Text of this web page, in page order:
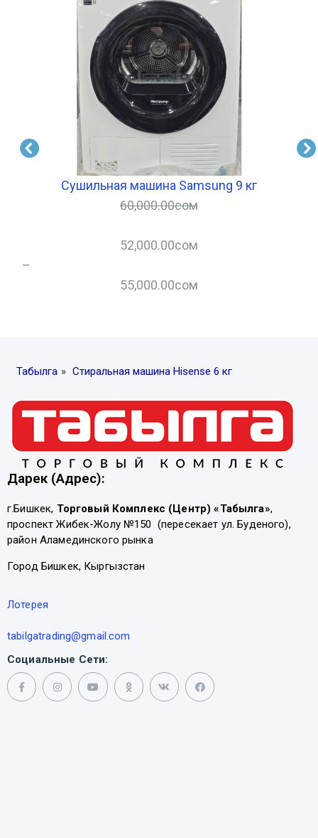
Сушильная машина Samsung 9 кг
60,000.00сом
52,000.00сом
–
55,000.00сом
Табылга » Стиральная машина Hisense 6 кг
Дарек (Адрес):
г.Бишкек, Торговый Комплекс (Центр) «Табылга»,
проспект Жибек-Жолу №150 (пересекает ул. Буденого),
район Аламединского рынка
Город Бишкек, Кыргызстан
Лотерея
tabilgatrading@gmail.com
Социальные Сети: